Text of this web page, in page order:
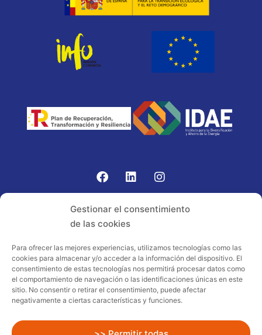
Gestionar el consentimiento
de las cookies
Para ofrecer las mejores experiencias, utilizamos tecnologías como las
cookies para almacenar y/o acceder a la información del dispositivo. El
consentimiento de estas tecnologías nos permitirá procesar datos como
el comportamiento de navegación o las identificaciones únicas en este
sitio. No consentir o retirar el consentimiento, puede afectar
negativamente a ciertas características y funciones.
Proyecto acogido al programa de
incentivos ligados al autoconsumo y
almacenamiento, con fuentes de energía
renovables, así como a la implantación
sector residencial en el marco del Plan